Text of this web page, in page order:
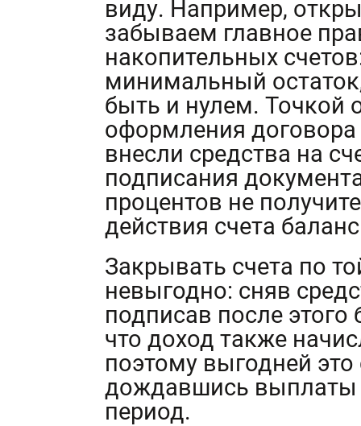
виду. Например,
забываем главное
накопительных
минимальный
быть и нулем. Точкой
оформления
внесли средства на
подписания
процентов не
действия счета
Закрывать счета по
невыгодно: сняв
подписав после этого
что доход также
поэтому выгодней
дождавшись выплаты
период.